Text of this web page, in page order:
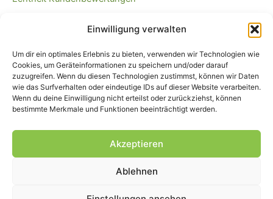
Einwilligung verwalten
Um dir ein optimales Erlebnis zu bieten, verwenden wir Technologien wie
Cookies, um Geräteinformationen zu speichern und/oder darauf
zuzugreifen. Wenn du diesen Technologien zustimmst, können wir Daten
wie das Surfverhalten oder eindeutige IDs auf dieser Website verarbeiten.
Wenn du deine Einwilligung nicht erteilst oder zurückziehst, können
bestimmte Merkmale und Funktionen beeinträchtigt werden.
Akzeptieren
Ablehnen
Kaufvertrag widerrufen
Versandkostenfrei ab 35 EUR (DE) und
immer plastikfrei verpackt!
Widerrufsbelehrung und -formular